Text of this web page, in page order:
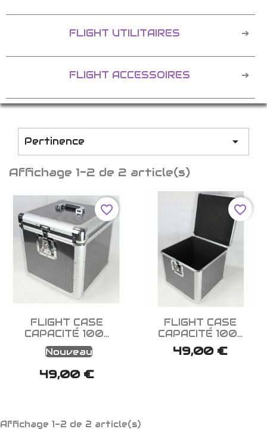
FLIGHT UTILITAIRES
FLIGHT ACCESSOIRES
Pertinence 
Affichage 1-2 de 2 article(s)
Aperçu rapide
FLIGHT CASE
CAPACITÉ 100...
Nouveau
49,00 €
favorite_border
Aperçu rapide
FLIGHT CASE
CAPACITÉ 100...
49,00 €
favorite_border
Affichage 1-2 de 2 article(s)